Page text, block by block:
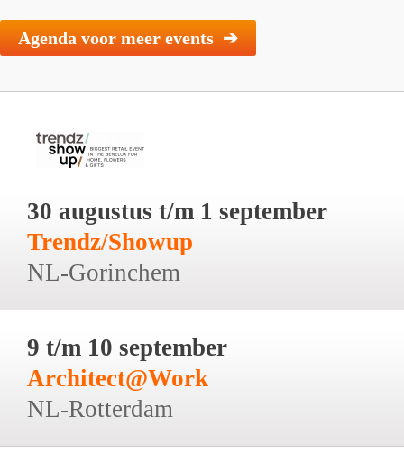
Agenda voor meer events ➔
30 augustus t/m 1 september
Trendz/Showup
NL-Gorinchem
9 t/m 10 september
Architect@Work
NL-Rotterdam